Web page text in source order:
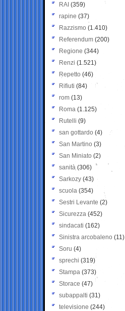
RAI (359)
rapine (37)
Razzismo (1.410)
Referendum (200)
Regione (344)
Renzi (1.521)
Repetto (46)
Rifiuti (84)
rom (13)
Roma (1.125)
Rutelli (9)
san gottardo (4)
San Martino (3)
San Miniato (2)
sanità (306)
Sarkozy (43)
scuola (354)
Sestri Levante (2)
Sicurezza (452)
sindacati (162)
Sinistra arcobaleno (11)
Soru (4)
sprechi (319)
Stampa (373)
Storace (47)
subappalti (31)
televisione(244)